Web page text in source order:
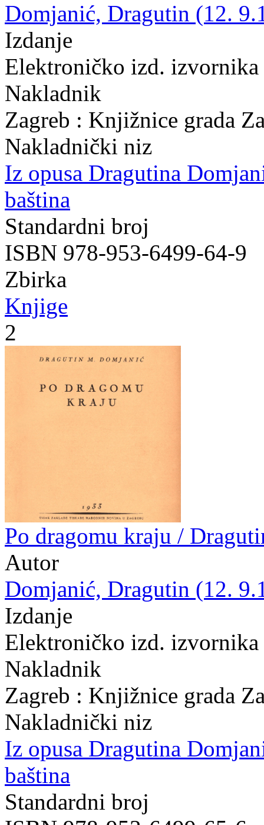
Domjanić, Dragutin (12.
Izdanje
Elektroničko izd.
Nakladnik
Zagreb : Knjižnice grada
Nakladnički niz
Iz opusa Dragutina
baština
Standardni broj
ISBN 978-953-6499-64-9
Zbirka
Knjige
2
Po dragomu kraju /
Autor
Domjanić, Dragutin (12.
Izdanje
Elektroničko izd.
Nakladnik
Zagreb : Knjižnice grada
Nakladnički niz
Iz opusa Dragutina
baština
Standardni broj